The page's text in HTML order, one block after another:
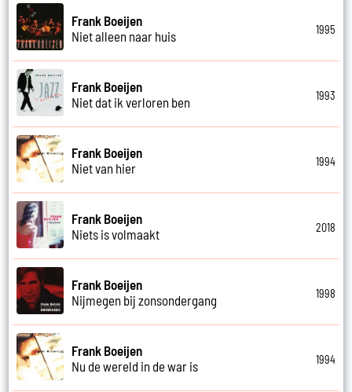
Frank Boeijen
Niet alleen naar huis
1995
Frank Boeijen
Niet dat ik verloren ben
1993
Frank Boeijen
Niet van hier
1994
Frank Boeijen
Niets is volmaakt
2018
Frank Boeijen
Nijmegen bij zonsondergang
1998
Frank Boeijen
Nu de wereld in de war is
1994